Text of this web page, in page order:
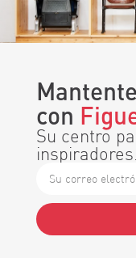
con
Su centro
inspiradores.